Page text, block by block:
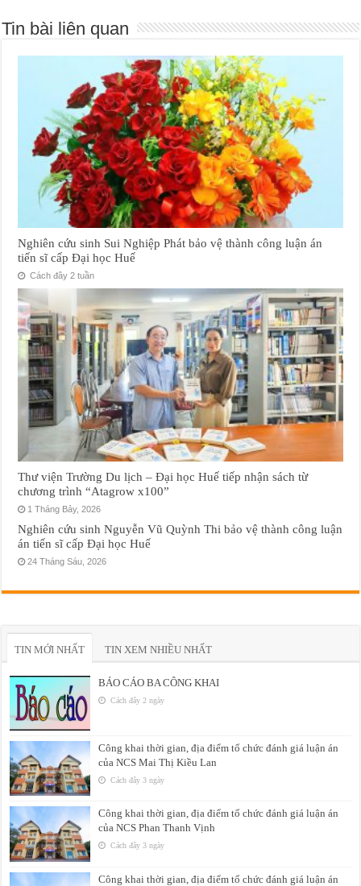
Tin bài liên quan
Nghiên cứu sinh Sui Nghiệp Phát bảo vệ thành công luận án
tiến sĩ cấp Đại học Huế
Cách đây 2 tuần
Thư viện Trường Du lịch – Đại học Huế tiếp nhận sách từ
chương trình “Atagrow x100”
1 Tháng Bảy, 2026
Nghiên cứu sinh Nguyễn Vũ Quỳnh Thi bảo vệ thành công luận
án tiến sĩ cấp Đại học Huế
24 Tháng Sáu, 2026
TIN MỚI NHẤT TIN XEM NHIỀU NHẤT
BÁO CÁO BA CÔNG KHAI
Cách đây 2 ngày
Công khai thời gian, địa điểm tổ chức đánh giá luận án
của NCS Mai Thị Kiều Lan
Cách đây 3 ngày
Công khai thời gian, địa điểm tổ chức đánh giá luận án
của NCS Phan Thanh Vịnh
Cách đây 3 ngày
Công khai thời gian, địa điểm tổ chức đánh giá luận án